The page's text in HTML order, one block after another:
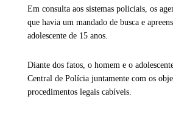
Em consulta aos sistemas policiais, os
que havia um mandado de busca e
adolescente de 15 anos.
Diante dos fatos, o homem e o
Central de Polícia juntamente com os
procedimentos legais cabíveis.